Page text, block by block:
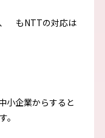
、 もNTTの対応は
小企業からすると
。